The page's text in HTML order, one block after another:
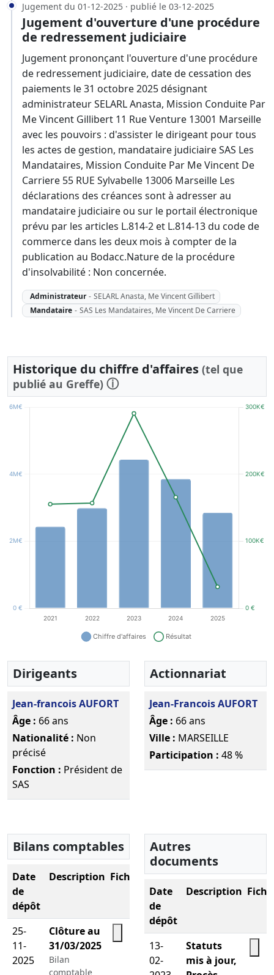
Jugement du 01-12-2025 · publié le 03-12-2025
Jugement d'ouverture d'une procédure
de redressement judiciaire
Jugement prononçant l'ouverture d'une procédure
de redressement judiciaire, date de cessation des
paiements le 31 octobre 2025 désignant
administrateur SELARL Anasta, Mission Conduite Par
Me Vincent Gillibert 11 Rue Venture 13001 Marseille
avec les pouvoirs : d'assister le dirigeant pour tous
les actes de gestion, mandataire judiciaire SAS Les
Mandataires, Mission Conduite Par Me Vincent De
Carriere 55 RUE Sylvabelle 13006 Marseille Les
déclarations des créances sont à adresser au
mandataire judiciaire ou sur le portail électronique
prévu par les articles L.814-2 et L.814-13 du code de
commerce dans les deux mois à compter de la
publication au Bodacc.Nature de la procédure
d'insolvabilité : Non concernée.
Administrateur - SELARL Anasta, Me Vincent Gillibert
Mandataire - SAS Les Mandataires, Me Vincent De Carriere
Historique du chiffre d'affaires (tel que
publié au Greffe) ⓘ
Dirigeants
Jean-francois AUFORT
Âge : 66 ans
Nationalité : Non
précisé
Fonction : Président de
SAS
Actionnariat
Jean-Francois AUFORT
Âge : 66 ans
Ville : MARSEILLE
Participation : 48 %
Bilans comptables
Date
de
dépôt
Description Fichier
25-
11-
2025
Clôture au
31/03/2025
Bilan
comptable
Télécharger le PDF
Autres
documents
Date
de
dépôt
Description
13-
02-
Statuts
mis à jour,